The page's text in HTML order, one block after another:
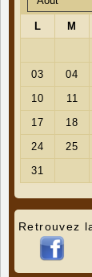
Retrouvez